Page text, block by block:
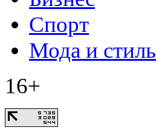
Спорт
Мода и стиль
16+